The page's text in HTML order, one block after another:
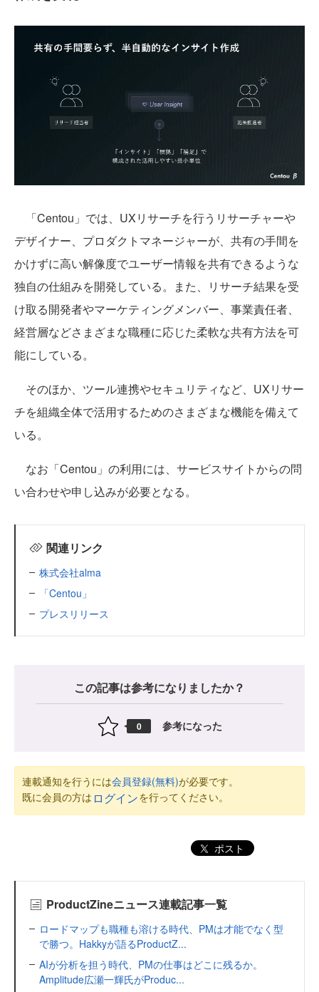
「Centou」では、UXリサーチを行うリサーチャーや
デザイナー、プロダクトマネージャーが、共有の手間を
かけずに高い解像度でユーザー情報を共有できるような
独自の仕組みを開発している。また、リサーチ結果を受
け取る開発者やマーケティングメンバー、事業責任者、
経営層などさまざまな職種に応じた柔軟な共有方法を可
能にしている。
そのほか、ツール連携やセキュリティなど、UXリサー
チを組織全体で活用するためのさまざまな機能を備えて
いる。
なお「Centou」の利用には、サービスサイトからの問
い合わせや申し込みが必要となる。
関連リンク
株式会社alma
「Centou」
プレスリリース
この記事は参考になりましたか？
0 参考になった
連載通知を行うには会員登録(無料)が必要です。
既に会員の方は ログインを行ってください。
ポスト
ProductZineニュース連載記事一覧
ロードマップも職種も溶ける時代、PMは才能でなく型
で勝つ。Hakkyが語るProductZ...
AIが分析を担う時代、PMの仕事はどこに残るか。
Amplitude広瀬一輝氏がProduc...